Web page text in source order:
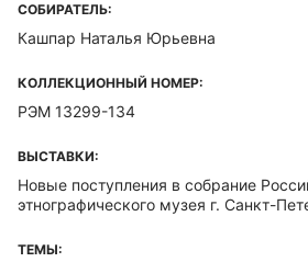
СОБИРАТЕЛЬ:
Кашпар Наталья Юрьевна
КОЛЛЕКЦИОННЫЙ НОМЕР:
РЭМ 13299-134
ВЫСТАВКИ:
Новые поступления в собрание
этнографического музея г. Санкт-
ТЕМЫ: